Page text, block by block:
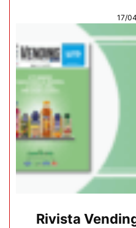
17/
Rivista